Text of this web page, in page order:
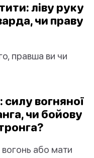
ліву руку
чи праву
правша ви чи
силу вогняної
чи бойову
або мати